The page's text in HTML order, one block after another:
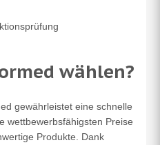
wählen?
gewährleistet eine schnelle
wettbewerbsfähigsten Preise
Produkte. Dank